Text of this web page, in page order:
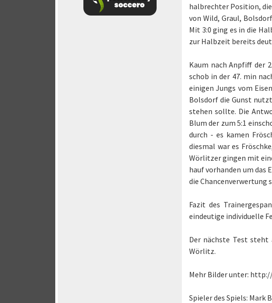
halbrechter Position,
von Wild, Graul,
Mit 3:0 ging es in die
zur Halbzeit bereits
Kaum nach Anpfiff der
schob in der 47. min
einigen Jungs vom
Bolsdorf die Gunst
stehen sollte. Die
Blum der zum 5:1
durch - es kamen
diesmal war es
Wörlitzer gingen mit
hauf vorhanden um das
die Chancenverwertung
Fazit des
eindeutige individuelle
Der nächste Test steht
Wörlitz.
Mehr Bilder unter:
Spieler des Spiels: Mark